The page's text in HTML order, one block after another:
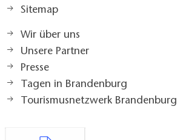
Sitemap
Wir über uns
Unsere Partner
Presse
Tagen in Brandenburg
Tourismusnetzwerk Brandenburg